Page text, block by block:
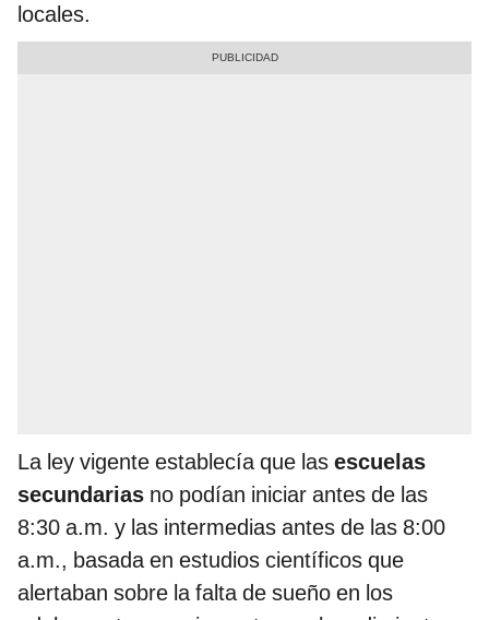
locales.
La ley vigente establecía que las escuelas
secundarias no podían iniciar antes de las
8:30 a.m. y las intermedias antes de las 8:00
a.m., basada en estudios científicos que
alertaban sobre la falta de sueño en los